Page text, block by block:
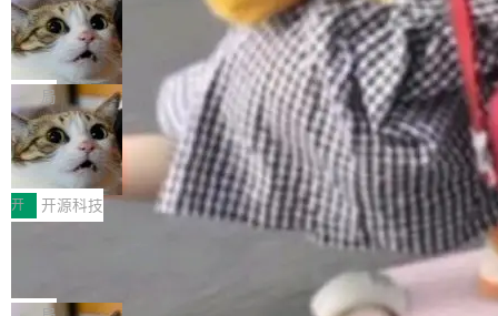
一是如何让大模型和智能体应用安全地从PoC走
向生产，二是如何让测试团队跟得上AI应用...
设置，如果用布尔值 + 可空字段来表示——bool
ean 表示是否可切换，nullable 的默认模式、浅
色方案、深色方案——会产生大量无意义的组
合。方案缺了、配置冲突了、全 null 了。要知道
哪些组合有效，作者说，你得靠"文档、校验、或
者部落知识"。 换个写法。Rust 的 enum，两个
变体：Switchable...
个"AI 知识库 + 聊天机器人"——每个大厂都在
做，没什么新鲜的。 但 Kenton Varda 在 Twitte
r 上把事情说清楚了： 今天我们发布了 Cloudfla
re OS，一个带连接器的聊天机器人，跟其他所
有科技公司做的一样。只不过，实际上它不一
样。这是 Sandstorm.io 的重制版，我十年前的
那个创业公司。不同的是，这次它构建在 Cloudf
lare Workers 上——我花了九年时间搭建的平台
——并且深度集成了 AI。这基本上是我十年秘密
Deno 团队开源 Celld，可自托管的分
布式 Durable Objects
Ryan Dahl 领导的 Deno 团队推出了最新开源项
目 Celld，一个能在自己机器上运行 Cloudflare
Workers 和 Durable Objects 的守护进程。 设
计思路很直接：每个对象是一个独立的 SQLite
数据库，按名称寻址，复制到你自己的 S3 兼容
存储库里。节点之间只通过这个存储库协调——
没有控制平面，没有共识协议。每个对象自带一
个小型数据库，应用天然按分片构建，单个数据
库的竞争和爆炸半径问题在设计层面就被消除
了。 闲置的 cell 会休眠到几乎不占资源。当 cel
局
鲁大师7月新机性能/流畅/AI榜：vivo夺
性能、流畅双第一，三星Galaxy Z系列
新折叠缺席
2026年7月的手机市场，由于存储等硬件成本暴
增，手机厂商的日子也不好过啊，新机速度明显
放缓，因此硝烟味淡了许多。新机参数规格除开
Fold8 / Z Flip8）外，其余要么是中低端机器，
例如iQOO Z11i、REDMI Note 17、REDMI No
开 开源科技
Zed 编辑器团队发布了新项目——DeltaDB，一
个在 git commit 之间记录每一次编辑操作的版